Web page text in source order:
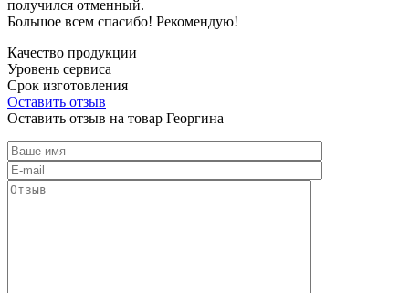
получился отменный.
Большое всем спасибо! Рекомендую!
Качество продукции
Уровень сервиса
Срок изготовления
Оставить отзыв
Оставить отзыв на товар Георгина